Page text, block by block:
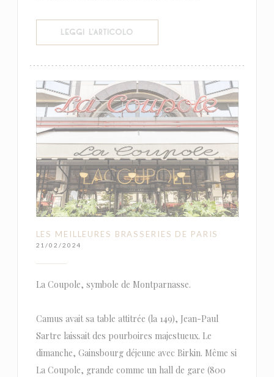
LEGGI L'ARTICOLO
LES MEILLEURES BRASSERIES DE PARIS
21/02/2024
La Coupole, symbole de Montparnasse.
Camus avait sa table attitrée (la 149), Jean-Paul
Sartre laissait des pourboires majestueux. Le
dimanche, Gainsbourg déjeune avec Birkin. Même si
La Coupole, grande comme un hall de gare (800